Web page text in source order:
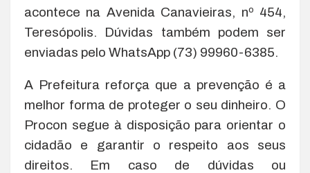
acontece na Avenida Canavieiras, nº 454,
Teresópolis. Dúvidas também podem ser
enviadas pelo WhatsApp (73) 99960-6385.
A Prefeitura reforça que a prevenção é a
melhor forma de proteger o seu dinheiro. O
Procon segue à disposição para orientar o
cidadão e garantir o respeito aos seus
direitos. Em caso de dúvidas ou